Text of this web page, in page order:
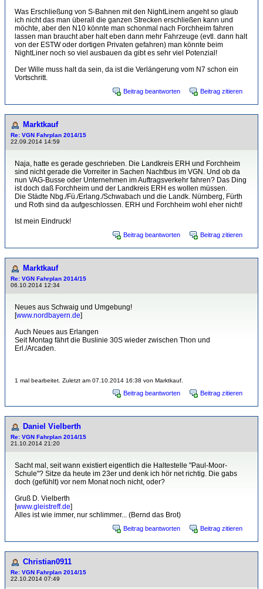
Was Erschließung von S-Bahnen mit den NightLinern angeht so glaub
ich nicht das man überall die ganzen Strecken erschließen kann und
möchte, aber den N10 könnte man schonmal nach Forchheim fahren
lassen man braucht aber halt eben dann mehr Fahrzeuge (evtl. dann halt
von der ESTW oder dortigen Privaten gefahren) man könnte beim
NightLiner noch so viel ausbauen da gibt es sehr viel Potenzial!
Der Wille muss halt da sein, da ist die Verlängerung vom N7 schon ein
Vortschritt.
Beitrag beantworten Beitrag zitieren
Marktkauf
Re: VGN Fahrplan 2014/15
22.09.2014 14:59
Naja, hatte es gerade geschrieben. Die Landkreis ERH und Forchheim
sind nicht gerade die Vorreiter in Sachen Nachtbus im VGN. Und ob da
nun VAG-Busse oder Unternehmen im Auftragsverkehr fahren? Das Ding
ist doch daß Forchheim und der Landkreis ERH es wollen müssen.
Die Städte Nbg./Fü./Erlang./Schwabach und die Landk. Nürnberg, Fürth
und Roth sind da aufgeschlossen. ERH und Forchheim wohl eher nicht!
Ist mein Eindruck!
Beitrag beantworten Beitrag zitieren
Marktkauf
Re: VGN Fahrplan 2014/15
06.10.2014 12:34
Neues aus Schwaig und Umgebung!
[www.nordbayern.de]
Auch Neues aus Erlangen
Seit Montag fährt die Buslinie 30S wieder zwischen Thon und
Erl./Arcaden.
1 mal bearbeitet. Zuletzt am 07.10.2014 16:38 von Marktkauf.
Beitrag beantworten Beitrag zitieren
Daniel Vielberth
Re: VGN Fahrplan 2014/15
21.10.2014 21:20
Sacht mal, seit wann existiert eigentlich die Haltestelle "Paul-Moor-
Schule"? Sitze da heute im 23er und denk ich hör net richtig. Die gabs
doch (gefühlt) vor nem Monat noch nicht, oder?
Gruß D. Vielberth
[www.gleistreff.de]
Alles ist wie immer, nur schlimmer... (Bernd das Brot)
Beitrag beantworten Beitrag zitieren
Christian0911
Re: VGN Fahrplan 2014/15
22.10.2014 07:49